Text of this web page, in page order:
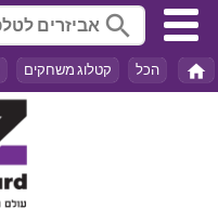
search
home הכל קטלוג משחקים